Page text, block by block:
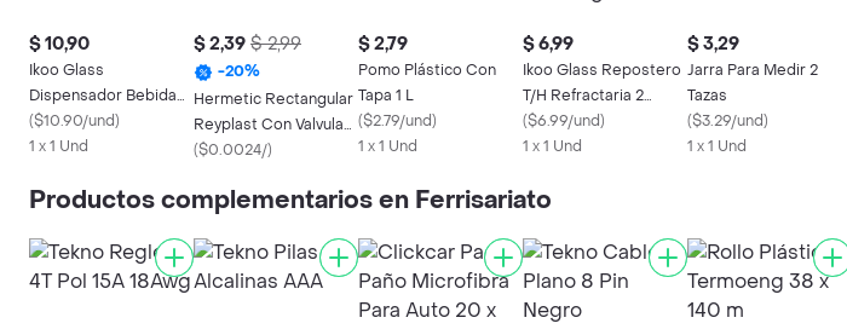
$ 10,90
Ikoo Glass
Dispensador Bebida
Tapa Metal 3.8 L
($10.90/und)
1 x 1 Und
$ 2,39 $ 2,99
-20%
Hermetic Rectangular
Reyplast Con Valvula
0.7L
($0.0024/)
$ 2,79
Pomo Plástico Con
Tapa 1 L
($2.79/und)
1 x 1 Und
$ 6,99
Ikoo Glass Repostero
T/H Refractaria 2
Divisores Rectangular
($6.99/und)
1 x 1 Und
$ 3,29
Jarra Para Medir 2
Tazas
($3.29/und)
1 x 1 Und
Productos complementarios en Ferrisariato